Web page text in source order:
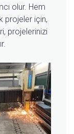
olur. Hem
projeler için,
projelerinizi